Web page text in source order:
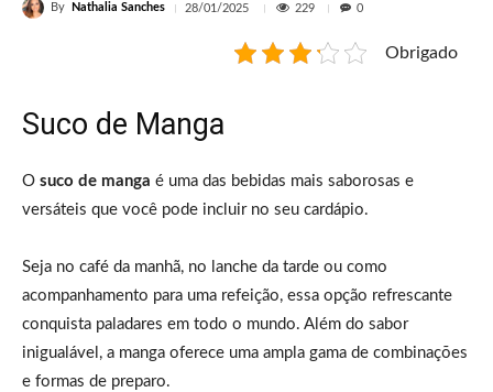
By Nathalia Sanches 28/01/2025 229 0
Obrigado
Suco de Manga
O suco de manga é uma das bebidas mais saborosas e
versáteis que você pode incluir no seu cardápio.
Seja no café da manhã, no lanche da tarde ou como
acompanhamento para uma refeição, essa opção refrescante
conquista paladares em todo o mundo. Além do sabor
inigualável, a manga oferece uma ampla gama de combinações
e formas de preparo.